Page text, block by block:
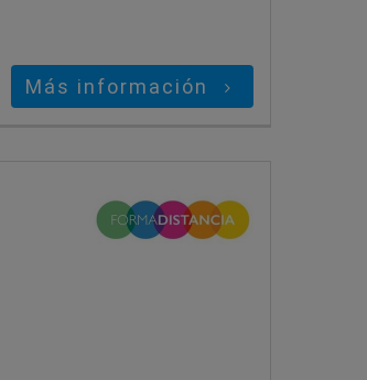
Más información